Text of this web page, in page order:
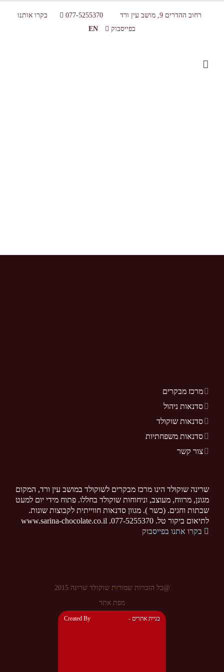
רחוב ההדרים 9, מושב עין ורד 077-5255370
בקרו אותנו
בפייסבוק
EN
מרכז מבקרים
סדנאות ניהול
סדנאות שוקולד
סדנאות משפחתיות
צור קשר
שרינה שוקולד הינו מרכז מבקרים לשוקולד במושב עין ורד, המקום
מגונן, מרווח, מעוצב, וניחוחות שוקולד בחללו. פתוח מידי יום למעט
שבתות וחגים. (כשר ). מגוון סדנאות חווייתית לקבוצות שונות.
לתיאום ביקור טל. 077-5255370. www.sarina-chocolate.co.il
בקרו אתנו בפייסבוק
@כל הזכויות שמורות שוקולד שרינה 2015
מפת אתר
Created By - בניית אתרים